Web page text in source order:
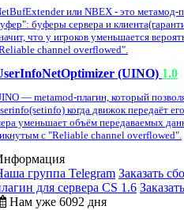
или NBEX - это метамод-
буферы сервера и
что у игроков уменьшается
channel overflowed".
(UINO) 1.0
— metamod-плагин, который
когда движок передаёт
уменьшает объём передаваемых
с "Reliable channel overflowed".
группа Telegram Заказать
для сервера CS 1.6
Нам уже 6092 дня